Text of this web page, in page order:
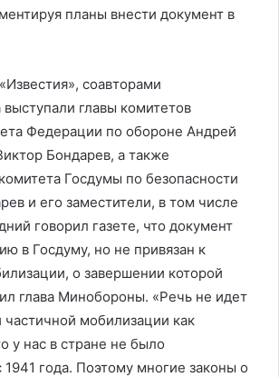
планы внести документ в
соавторами
выступали главы комитетов
Федерации по обороне Андрей
Бондарев, а также
Госдумы по безопасности
и его заместители, в том числе
говорил газете, что документ
в Госдуму, но не привязан к
о завершении которой
глава Минобороны. «Речь не идет
мобилизации как
у нас в стране не было
года. Поэтому многие законы о